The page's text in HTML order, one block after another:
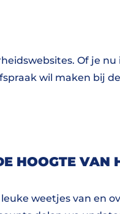
Of je nu
wil maken bij
HOOGTE VAN
weetjes van en